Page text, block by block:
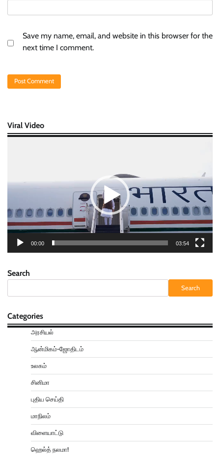
Save my name, email, and website in this browser for the
next time I comment.
Viral Video
00:00 03:54
Search
Search
Categories
அரசியல்
ஆன்மிகம்-ஜோதிடம்
உலகம்
சினிமா
புதிய செய்தி
மாநிலம்
விளையாட்டு
ஹெல்த் நலமா!